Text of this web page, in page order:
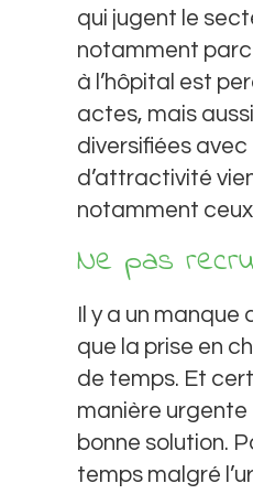
qui jugent le
notamment
à l’hôpital est
actes, mais
diversifiées
d’attractivité
notamment
Ne pas
Il y a un
que la prise en
de temps. Et
manière urgente
bonne solution.
temps malgré